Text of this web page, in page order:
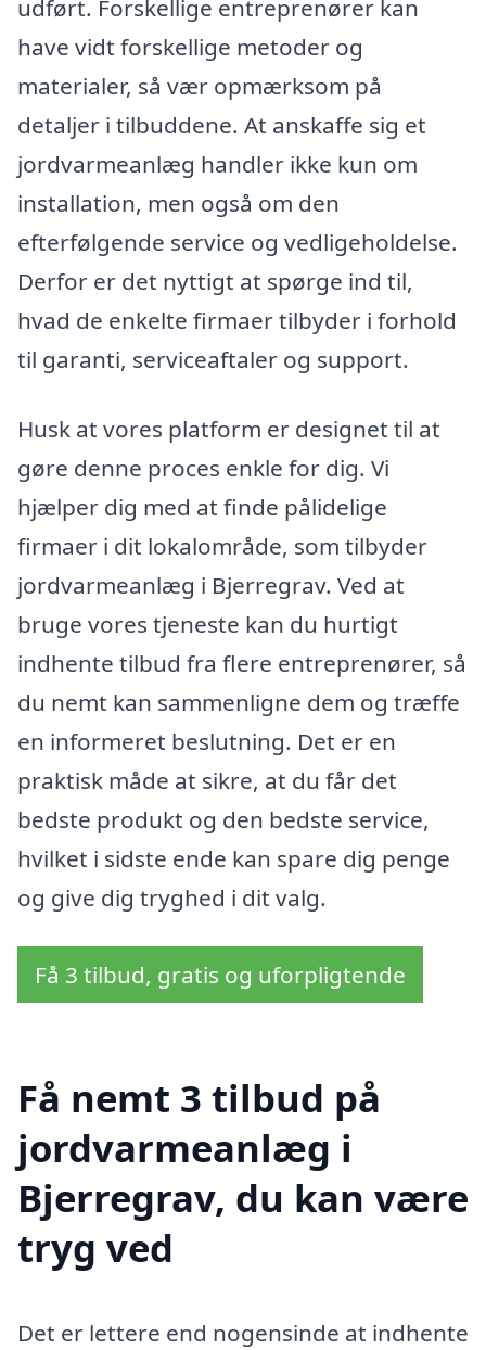
udført. Forskellige entreprenører kan
have vidt forskellige metoder og
materialer, så vær opmærksom på
detaljer i tilbuddene. At anskaffe sig et
jordvarmeanlæg handler ikke kun om
installation, men også om den
efterfølgende service og vedligeholdelse.
Derfor er det nyttigt at spørge ind til,
hvad de enkelte firmaer tilbyder i forhold
til garanti, serviceaftaler og support.
Husk at vores platform er designet til at
gøre denne proces enkle for dig. Vi
hjælper dig med at finde pålidelige
firmaer i dit lokalområde, som tilbyder
jordvarmeanlæg i Bjerregrav. Ved at
bruge vores tjeneste kan du hurtigt
indhente tilbud fra flere entreprenører, så
du nemt kan sammenligne dem og træffe
en informeret beslutning. Det er en
praktisk måde at sikre, at du får det
bedste produkt og den bedste service,
hvilket i sidste ende kan spare dig penge
og give dig tryghed i dit valg.
Få 3 tilbud, gratis og uforpligtende
Få nemt 3 tilbud på
jordvarmeanlæg i
Bjerregrav, du kan være
tryg ved
Det er lettere end nogensinde at indhente